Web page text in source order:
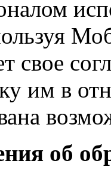
свое
им в
об